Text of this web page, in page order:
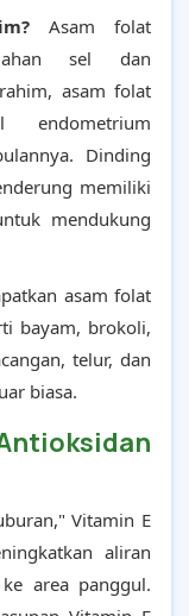
Asam folat
sel dan
asam folat
endometrium
Dinding
memiliki
mendukung
asam folat
bayam, brokoli,
telur, dan
biasa.
Vitamin E
aliran
area panggul.